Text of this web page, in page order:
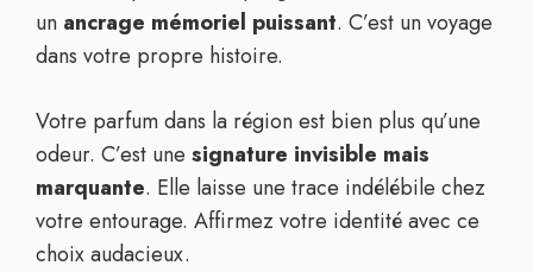
un ancrage mémoriel puissant. C’est un voyage
dans votre propre histoire.
Votre parfum dans la région est bien plus qu’une
odeur. C’est une signature invisible mais
marquante. Elle laisse une trace indélébile chez
votre entourage. Affirmez votre identité avec ce
choix audacieux.